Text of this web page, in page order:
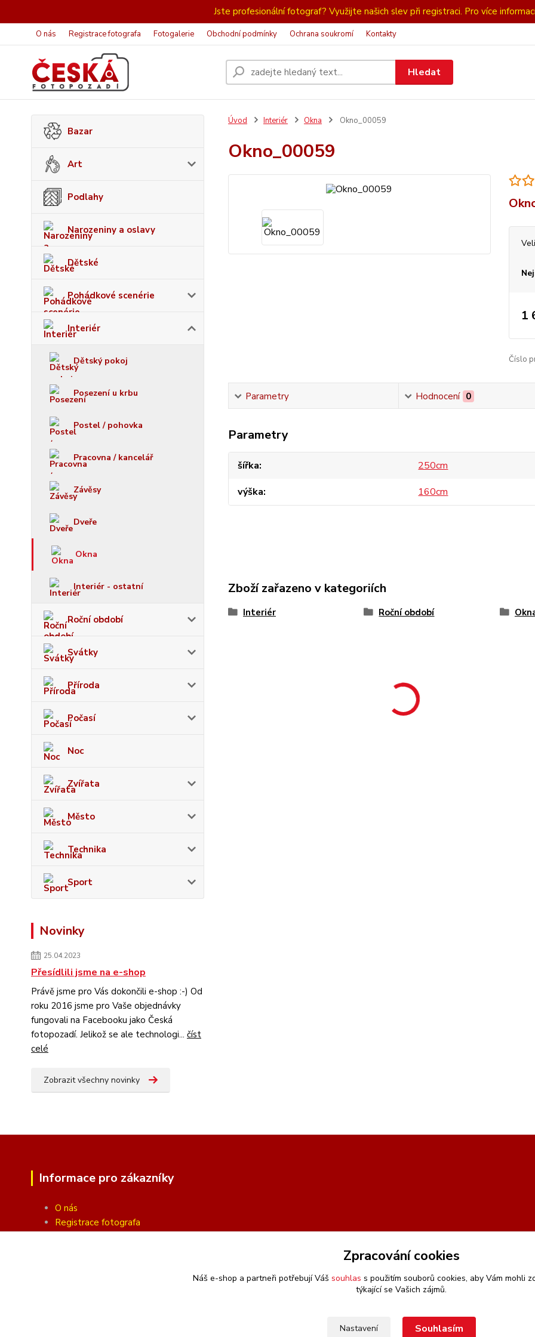
Jste profesionální fotograf? Využijte našich slev při registraci. Pro více
O nás Registrace fotografa Fotogalerie Obchodní podmínky Ochrana soukromí Kontakty
Hledat
Bazar
Art
Podlahy
Narozeniny a oslavy
Dětské
Pohádkové scenérie
Interiér
Dětský pokoj
Posezení u krbu
Postel / pohovka
Pracovna / kancelář
Závěsy
Dveře
Okna
Interiér - ostatní
Roční období
Svátky
Příroda
Počasí
Noc
Zvířata
Město
Technika
Sport
Novinky
25.04.2023
Přesídlili jsme na e-shop
Právě jsme pro Vás dokončili e-shop :-) Od
roku 2016 jsme pro Vaše objednávky
fungovali na Facebooku jako Česká
fotopozadí. Jelikož se ale technologi... číst
celé
Zobrazit všechny novinky
Úvod Interiér Okna Okno_00059
Okno_00059
1
Číslo
Parametry Hodnocení 0
Parametry
šířka
250cm
výška
160cm
Zboží zařazeno v kategoriích
Interiér Roční období
Informace pro zákazníky
O nás
Registrace fotografa
Zpracování cookies
Náš e-shop a partneři potřebují Váš souhlas s použitím souborů cookies, aby Vám mohli
týkající se Vašich zájmů.
Nastavení Souhlasím